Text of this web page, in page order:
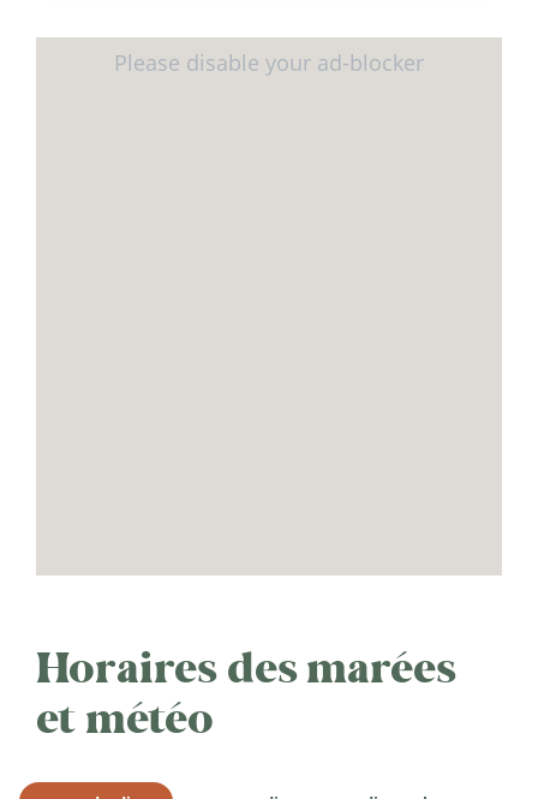
Horaires des marées
et météo